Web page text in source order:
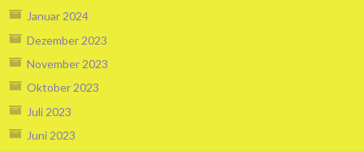
Januar 2024
Dezember 2023
November 2023
Oktober 2023
Juli 2023
Juni 2023